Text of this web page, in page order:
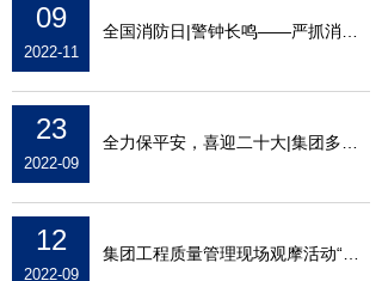
09
2022-11
全国消防日|警钟长鸣——严抓消防安
23
2022-09
全力保平安，喜迎二十大|集团多个项
12
2022-09
集团工程质量管理现场观摩活动“接地